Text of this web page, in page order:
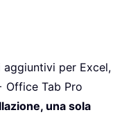
per Excel,
Office Tab Pro
una sola